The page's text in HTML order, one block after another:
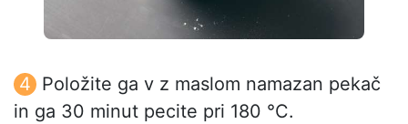
Položite ga v z maslom namazan pekač
in ga 30 minut pecite pri 180 °C.